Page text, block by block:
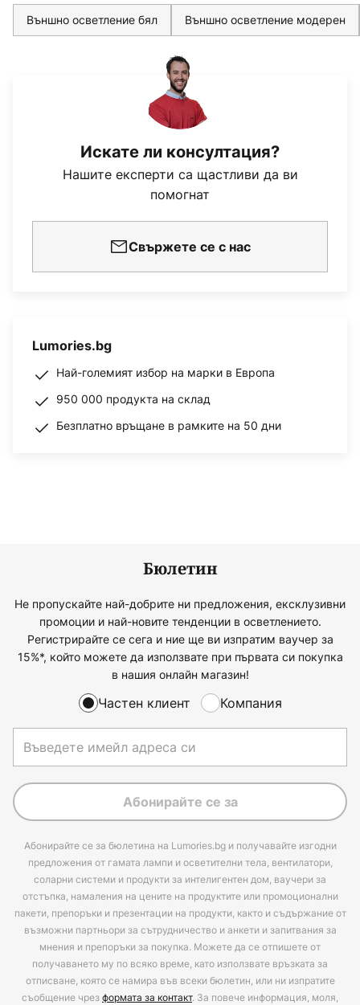
Външно осветление бял Външно осветление модерен
Искате ли консултация?
Нашите експерти са щастливи да ви
помогнат
Свържете се с нас
Lumories.bg
Най-големият избор на марки в Европа
950 000 продукта на склад
Безплатно връщане в рамките на 50 дни
Бюлетин
Не пропускайте най-добрите ни предложения, ексклузивни
промоции и най-новите тенденции в осветлението.
Регистрирайте се сега и ние ще ви изпратим ваучер за
15%*, който можете да използвате при първата си покупка
в нашия онлайн магазин!
Частен клиент Компания
Абонирайте се за
Абонирайте се за бюлетина на Lumories.bg и получавайте изгодни
предложения от гамата лампи и осветителни тела, вентилатори,
соларни системи и продукти за интелигентен дом, ваучери за
отстъпка, намаления на цените на продуктите или промоционални
пакети, препоръки и презентации на продукти, както и съдържание от
възможни партньори за сътрудничество и анкети и запитвания за
мнения и препоръки за покупка. Можете да се отпишете от
получаването му по всяко време, като използвате връзката за
отписване, която се намира във всеки бюлетин, или ни изпратите
съобщение чрезформата за контакт. За повече информация, моля,